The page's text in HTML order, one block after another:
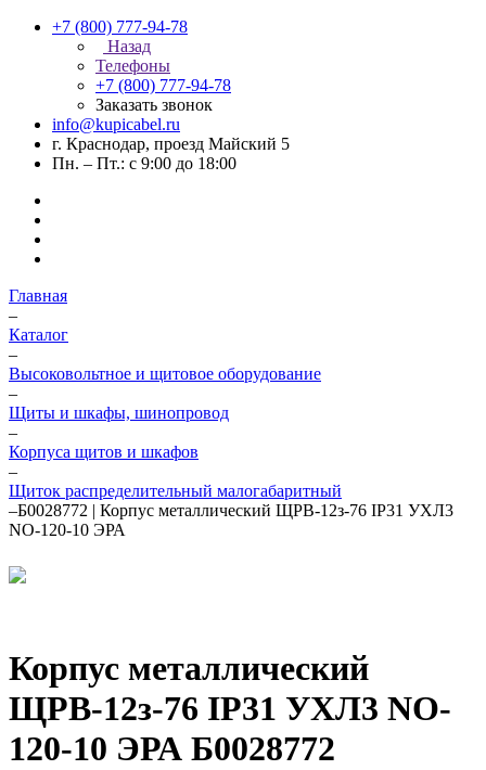
+7 (800) 777-94-78
Назад
Телефоны
+7 (800) 777-94-78
Заказать звонок
info@kupicabel.ru
г. Краснодар, проезд Майский 5
Пн. – Пт.: с 9:00 до 18:00
Главная
–
Каталог
–
Высоковольтное и щитовое оборудование
–
Щиты и шкафы, шинопровод
–
Корпуса щитов и шкафов
–
Щиток распределительный малогабаритный
–Б0028772 | Корпус металлический ЩРВ-12з-76 IP31 УХЛ3
NO-120-10 ЭРА
Корпус металлический
ЩРВ-12з-76 IP31 УХЛ3 NO-
120-10 ЭРА Б0028772